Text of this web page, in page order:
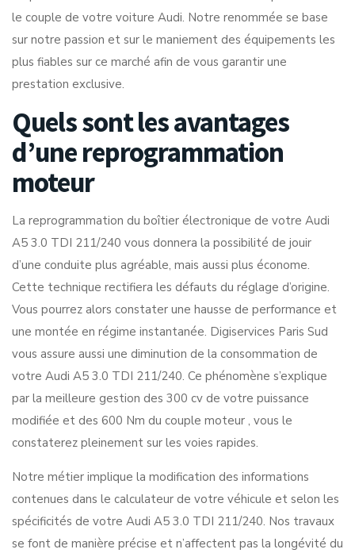
le couple de votre voiture Audi. Notre renommée se base
sur notre passion et sur le maniement des équipements les
plus fiables sur ce marché afin de vous garantir une
prestation exclusive.
Quels sont les avantages
d’une reprogrammation
moteur
La reprogrammation du boîtier électronique de votre Audi
A5 3.0 TDI 211/240 vous donnera la possibilité de jouir
d’une conduite plus agréable, mais aussi plus économe.
Cette technique rectifiera les défauts du réglage d’origine.
Vous pourrez alors constater une hausse de performance et
une montée en régime instantanée. Digiservices Paris Sud
vous assure aussi une diminution de la consommation de
votre Audi A5 3.0 TDI 211/240. Ce phénomène s’explique
par la meilleure gestion des 300 cv de votre puissance
modifiée et des 600 Nm du couple moteur , vous le
constaterez pleinement sur les voies rapides.
Notre métier implique la modification des informations
contenues dans le calculateur de votre véhicule et selon les
spécificités de votre Audi A5 3.0 TDI 211/240. Nos travaux
se font de manière précise et n’affectent pas la longévité du